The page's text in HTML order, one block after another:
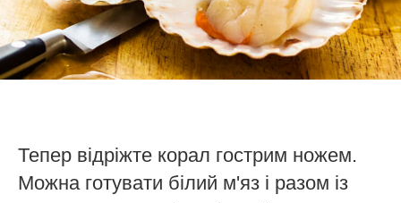
Тепер відріжте корал гострим ножем.
Можна готувати білий м'яз і разом із